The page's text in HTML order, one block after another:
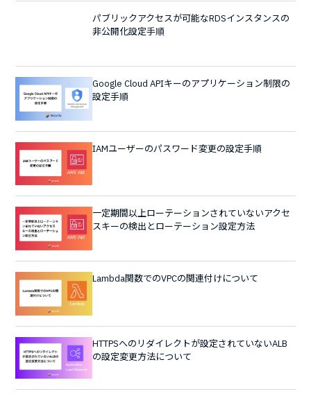
パブリックアクセスが可能なRDSインスタンスの
非公開化設定手順
Google Cloud APIキーのアプリケーション制限の
設定手順
IAMユーザーのパスワード変更の設定手順
一定期間以上ローテーションされていないアクセ
スキーの検出とローテーション設定方法
Lambda関数でのVPCの関連付けについて
HTTPSへのリダイレクトが設定されていないALB
の設定変更方法について